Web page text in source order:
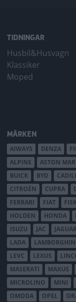
TIDNINGAR
Husbil&Husvagn
Klassiker
Moped
MÄRKEN
AIWAYS DENZA
ALPINE
ASTON
BUICK
BYD
CITROËN
CUPRA
FERRARI
FIAT
HOLDEN
HONDA
ISUZU
JAC JAGUAR
LADA
LEVC
LEXUS
MASERATI
MAXUS
MICROLINO
MINI
OMODA
OPEL